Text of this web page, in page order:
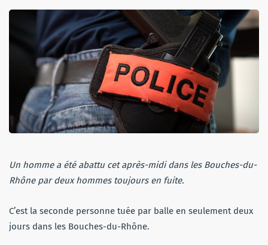
Un homme a été abattu cet après-midi dans les Bouches-du-
Rhône par deux hommes toujours en fuite.
C’est la seconde personne tuée par balle en seulement deux
jours dans les Bouches-du-Rhône.